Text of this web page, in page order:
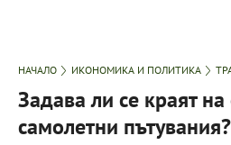
НАЧАЛО ИКОНОМИКА И ПОЛИТИКА
Задава ли се краят на
самолетни пътувания?